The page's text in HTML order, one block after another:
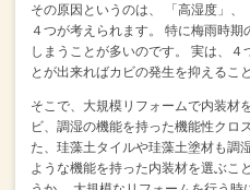
その原因というのは、
「高湿度」
４つが考えられます。
特に梅雨時期
しまうことが多いのです。
実は、４
とが出来ればカビの発生を抑えるこ
そこで、大規模リフォームで内装材
ビ、調湿の機能を持った機能性クロ
た、珪藻土タイルや珪藻土塗材も調
ような機能を持った内装材を選ぶこ